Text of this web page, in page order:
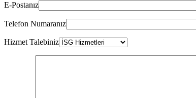
E-Postanız
Telefon Numaranız
Hizmet Talebiniz